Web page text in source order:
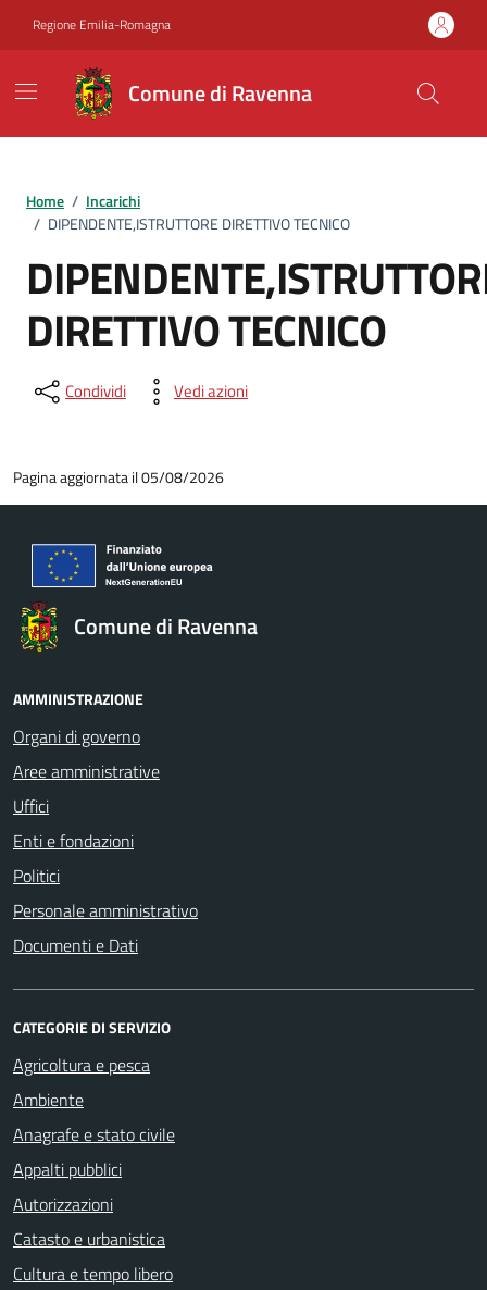
Regione Emilia-Romagna
Comune di Ravenna
Home / Incarichi
/ DIPENDENTE,ISTRUTTORE DIRETTIVO TECNICO
DIRETTIVO TECNICO
Condividi Vedi azioni
Pagina aggiornata il 05/08/2026
Comune di Ravenna
AMMINISTRAZIONE
Organi di governo
Aree amministrative
Uffici
Enti e fondazioni
Politici
Personale amministrativo
Documenti e Dati
CATEGORIE DI SERVIZIO
Agricoltura e pesca
Ambiente
Anagrafe e stato civile
Appalti pubblici
Autorizzazioni
Catasto e urbanistica
Cultura e tempo libero